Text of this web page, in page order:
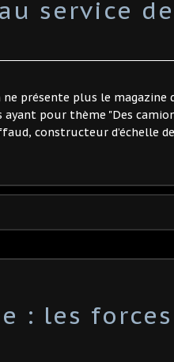
service
présente plus le magazine
pour thème "Des
constructeur d’échelle
: les